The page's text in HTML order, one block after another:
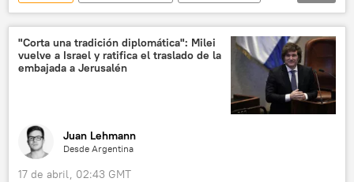
Israel
Palestina
Fuerzas de Defensa de Israel (FDI)
ONU
"Corta una tradición diplomática": Milei
vuelve a Israel y ratifica el traslado de la
embajada a Jerusalén
Juan Lehmann
Desde Argentina
17 de abril, 02:43 GMT